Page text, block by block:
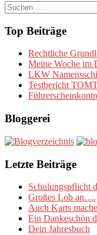
Suchen
nach:
Top Beiträge
Rechtliche
Meine Woche im
LKW
Testbericht
Bloggerei
Letzte Beiträge
Schulungspflicht
Großes Lob an….
Auch Karts
Ein Dankeschön
Dein Jahresbuch